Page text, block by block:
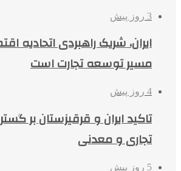
3 روز پیش
ایران، شریک راهبردی اتحادیه
مسیر توسعه تجارت است
4 روز پیش
تاکید ایران و قرقیزستان بر
تجاری و معدنی
5 روز پیش